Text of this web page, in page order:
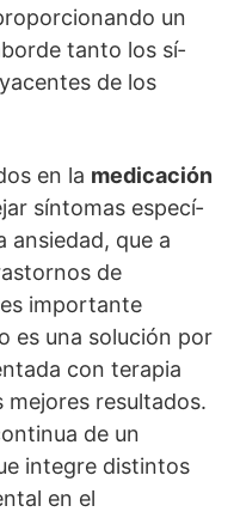
un
tanto los sí­
de los
en la medicación
sí­ntomas especí­
ansiedad, que a
de
importante
es una solución por
con terapia
resultados.
de un
integre distintos
en el